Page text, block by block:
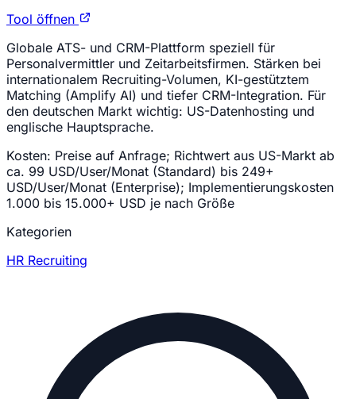
Tool öffnen
Globale ATS- und CRM-Plattform speziell für
Personalvermittler und Zeitarbeitsfirmen. Stärken bei
internationalem Recruiting-Volumen, KI-gestütztem
Matching (Amplify AI) und tiefer CRM-Integration. Für
den deutschen Markt wichtig: US-Datenhosting und
englische Hauptsprache.
Kosten: Preise auf Anfrage; Richtwert aus US-Markt ab
ca. 99 USD/User/Monat (Standard) bis 249+
USD/User/Monat (Enterprise); Implementierungskosten
1.000 bis 15.000+ USD je nach Größe
Kategorien
HR Recruiting